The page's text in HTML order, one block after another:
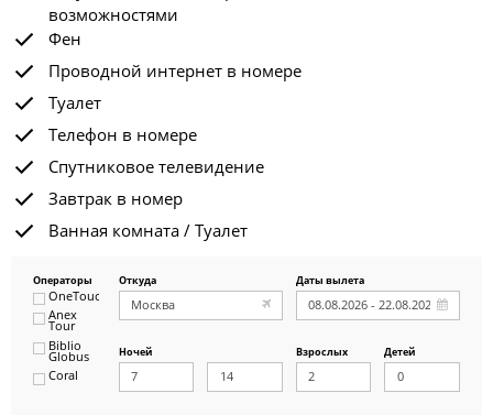
возможностями
Фен
Проводной интернет в номере
Туалет
Телефон в номере
Спутниковое телевидение
Завтрак в номер
Ванная комната / Туалет
Операторы
OneTouch&Travel
Anex
Tour
Biblio
Globus
Coral
Откуда Даты вылета
Ночей Взрослых Детей